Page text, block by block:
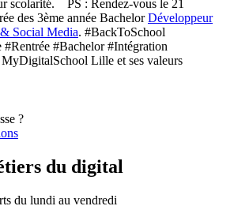
scolarité. PS : Rendez-vous le 21
des 3ème année BachelorDéveloppeur
Social Media. #BackToSchool
#Bachelor #Intégration
Lille et ses valeurs
?
du digital
du lundi au vendredi